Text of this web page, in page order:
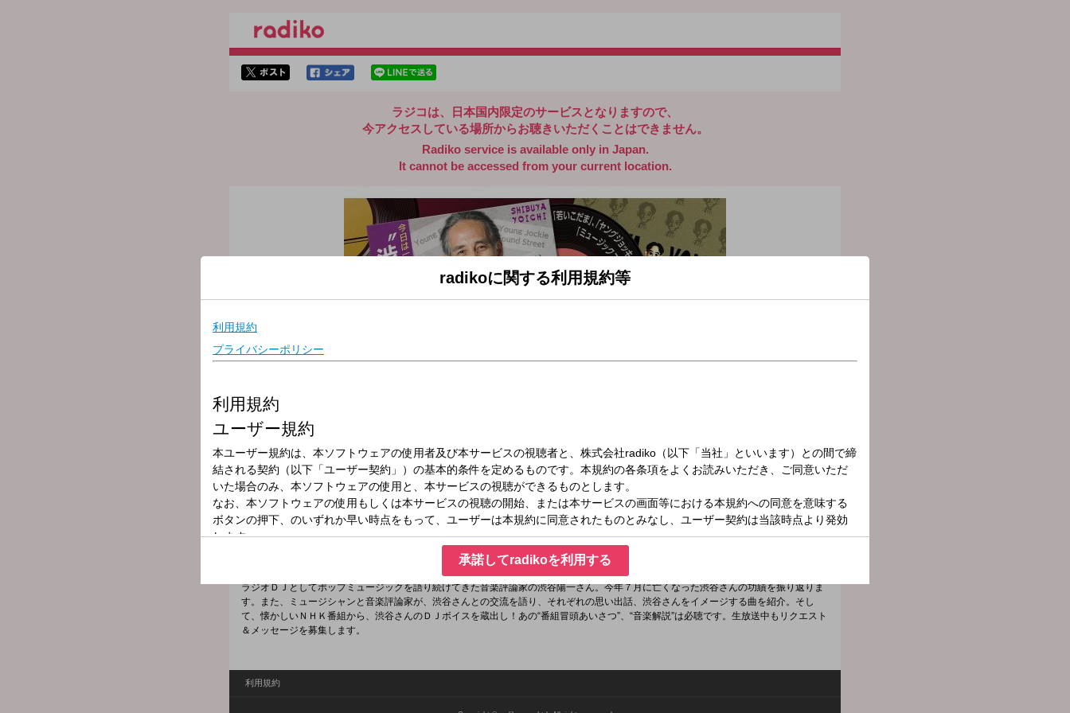
ラジコは、日本国内限定のサービスとなりますので、
今アクセスしている場所からお聴きいただくことはできません。
Radiko service is available only in Japan.
It cannot be accessed from your current location.
放送局
放送時間
2025年12月13日（土）12:15～16:00
番組名
今日は一日“渋谷陽一”三昧
ラジオＤＪとしてポップミュージックを語り続けてきた音楽評論家の渋谷陽一さん。今年７月に亡くなった渋谷さんの功績を振り返り、
ラジオＤＪとしてポップミュージックを語り続けてきた音楽評論家の渋谷陽一さん。今年７月に亡くなった渋谷さんの功績を振り返りま
す。また、ミュージシャンと音楽評論家が、渋谷さんとの交流を語り、それぞれの思い出話、渋谷さんをイメージする曲を紹介。そし
て、懐かしいＮＨＫ番組から、渋谷さんのＤＪボイスを蔵出し！あの“番組冒頭あいさつ”、“音楽解説”は必聴です。生放送中もリクエスト
＆メッセージを募集します。
利用規約
radikoに関する利用規約等
承諾してradikoを利用する